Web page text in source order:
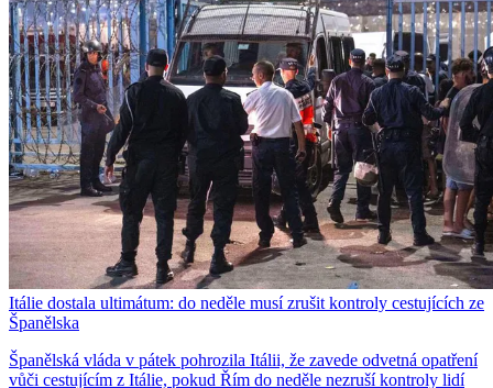
Itálie dostala ultimátum: do neděle musí zrušit kontroly cestujících ze
Španělska
Španělská vláda v pátek pohrozila Itálii, že zavede odvetná opatření
vůči cestujícím z Itálie, pokud Řím do neděle nezruší kontroly lidí